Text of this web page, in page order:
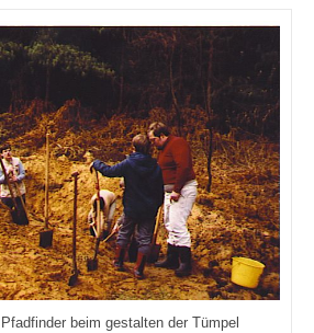
beim gestalten der Tümpel